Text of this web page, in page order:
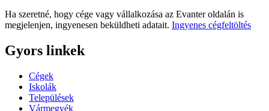
Ha szeretné, hogy cége vagy vállalkozása az Evanter oldalán is
megjelenjen, ingyenesen beküldheti adatait. Ingyenes cégfeltöltés
Gyors linkek
Cégek
Iskolák
Települések
Vármegyék